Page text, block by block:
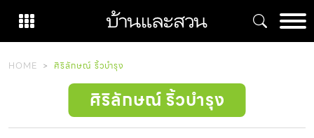
content
HOME ศิริลักษณ์ ริ้วบำรุง
ศิริลักษณ์ ริ้วบำรุง